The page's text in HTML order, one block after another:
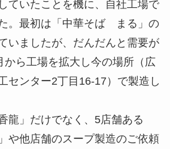
ていたことを機に、自社工場で
。最初は「中華そば まる」の
いましたが、だんだんと需要が
から工場を拡大し今の場所（広
センター2丁目16-17）で製造し
龍」だけでなく、5店舗ある
や他店舗のスープ製造のご依頼